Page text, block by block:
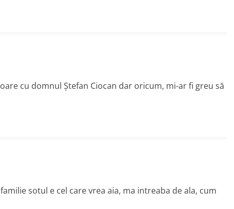
cu domnul Ştefan Ciocan dar oricum, mi-ar fi greu să
sotul e cel care vrea aia, ma intreaba de ala, cum